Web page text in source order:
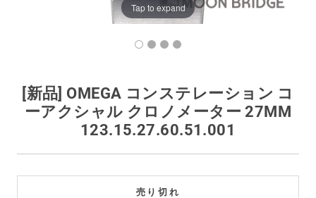
保証とメンテナンス
Tap to expand
[新品] OMEGA コンステレーション コ
ーアクシャル クロノメーター 27MM
123.15.27.60.51.001
売り切れ